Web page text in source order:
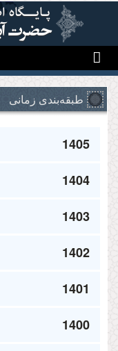
رفتن به محتوای اصلی
طبقه‌بندی زمانی
1405
1404
1403
1402
1401
1400